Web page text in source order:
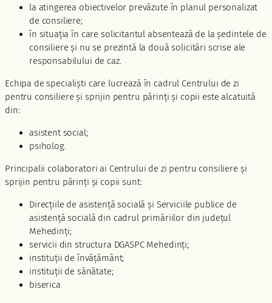
la atingerea obiectivelor prevăzute în planul personalizat
de consiliere;
în situația în care solicitantul absentează de la ședintele de
consiliere și nu se prezintă la două solicitări scrise ale
responsabilului de caz.
Echipa de specialişti care lucrează în cadrul Centrului de zi
pentru consiliere şi sprijin pentru părinţi şi copii este alcatuită
din:
asistent social;
psiholog.
Principalii colaboratori ai Centrului de zi pentru consiliere şi
sprijin pentru părinţi şi copii sunt:
Direcțiile de asistență socială și Serviciile publice de
asistență socială din cadrul primăriilor din județul
Mehedinți;
servicii din structura DGASPC Mehedinți;
instituții de învățământ;
instituții de sănătate;
biserica